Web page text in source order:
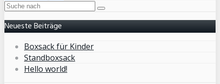
Neueste Beiträge
Boxsack für Kinder
Standboxsack
Hello world!